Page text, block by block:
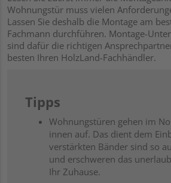
Wohnungstür muss vielen
Lassen Sie deshalb die Montage am
Fachmann durchführen. Montage-
sind dafür die richtigen
besten Ihren HolzLand-Fachhändler.
Tipps
Wohnungstüren gehen im
innen auf. Das dient dem
verstärkten Bänder sind so
und erschweren das
Ihr Zuhause.